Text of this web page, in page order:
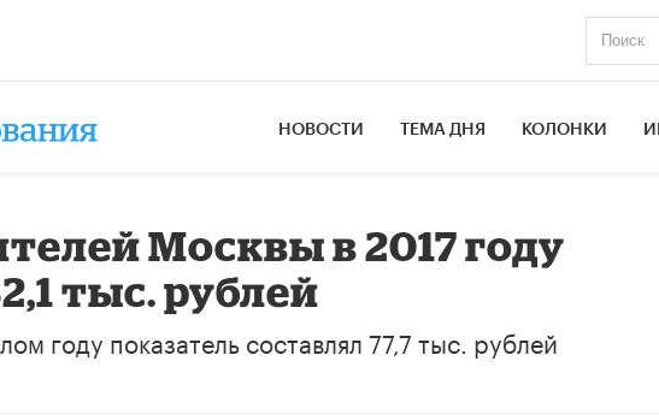
НОВОСТИ ТЕМА ДНЯ КОЛОНКИ
Москвы в 2017 году
тыс. рублей
году показатель составлял 77,7 тыс. рублей